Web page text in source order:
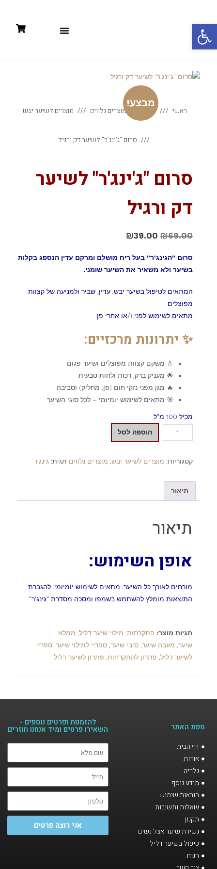
מבצע!
ראשי מוצר מוצרים נלווים מוצרים לשיער יבש
סרום "ג'ינג'ר" לשיער דק ורגיל
סרום "ג'ינג'ר" לשיער
דק ורגיל
₪69.00
₪39.00
סרום "הגינג'ר" בעל ריח מושלם ומרקם עדין הנספג בקלות
בשיער ולא משאיר את השיער שומני.
המתאים לטיפול בשיער יבש, עדין, שביר ולמניעה של קצוות
מפוצלים
מתאים לשימוש לפני ו/או אחרי פן.
✨ יתרונות מרכזיים:
💧 משקם קצוות מפוצלים ושיער פגום
🌟 מעניק ברק, רכות ולחות טבעית
🔥 מגן מפני נזקי חום (פן, מחליק) וסביבה
🎯 מתאים לשימוש יומיומי – לכל סוגי השיער
מכיל 100 מ"ל
הוספה לסל
קטגוריות: מוצרים לשיער יבש מוצרים נלווים תגית: גינג'ר
תיאור
תיאור
אופן השימוש:
מורחים לאורך כל השיער. מתאים לשימוש יומיומי. להגברת
התוצאות מומלץ להשתמש בשמפו ומסכה מסדרת “גינג'ר"
תגיות מוצר: התקרחות מילוי שיער דליל ממלא
שיער מעבה שיער סיבי שיער ספריי למילוי שיער ספריי
לשיער דליל פתרון להתקרחות פתרון לשיער דליל
מפת האתר
דף הבית
אודות
גלריה
מידע נוסף
הוראות שימוש
שאלות ותשובות
תקנון
נשירת שיער אצל נשים
טיפול בשיער דליל
חנות
להזמנות ופרטים נוספים -
השאירו פרטים ומיד אנחנו חוזרים​
אני רוצה פרטים
פתח סרגל נגישות